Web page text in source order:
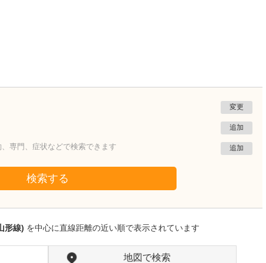
変更
追加
専門、症状などで検索できます 追加
検索する
形線) を中心に直線距離の近い順で表示されています
地図で検索
東京都八王子市
おなかクリニック
貴院では「おなかクオリティ」という独自の基